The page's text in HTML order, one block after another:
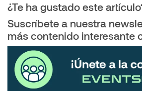
¿Te ha gustado este
Suscríbete a nuestra
más contenido interesante